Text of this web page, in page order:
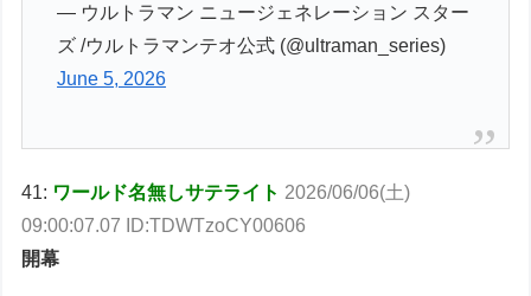
— ウルトラマン ニュージェネレーション スター
ズ /ウルトラマンテオ公式 (@ultraman_series)
June 5, 2026
41: ワールド名無しサテライト 2026/06/06(土)
09:00:07.07 ID:TDWTzoCY00606
開幕